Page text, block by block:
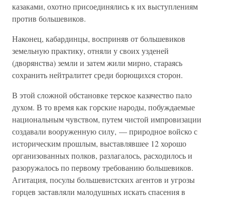
казаками, охотно присоединялись к их выступлениям
против большевиков.
Наконец, кабардинцы, восприняв от большевиков
земельную практику, отняли у своих узденей
(дворянства) земли и затем жили мирно, стараясь
сохранить нейтралитет среди борющихся сторон.
В этой сложной обстановке терское казачество пало
духом. В то время как горские народы, побуждаемые
национальным чувством, путем чистой импровизации
создавали вооруженную силу, — природное войско с
историческим прошлым, выставлявшее 12 хорошо
организованных полков, разлагалось, расходилось и
разоружалось по первому требованию большевиков.
Агитация, посулы большевистских агентов и угрозы
горцев заставляли малодушных искать спасения в